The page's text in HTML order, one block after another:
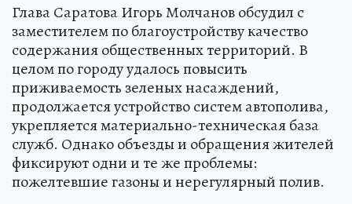
Глава Саратова Игорь Молчанов обсудил с
заместителем по благоустройству качество
содержания общественных территорий. В
целом по городу удалось повысить
приживаемость зеленых насаждений,
продолжается устройство систем автополива,
укрепляется материально-техническая база
служб. Однако объезды и обращения жителей
фиксируют одни и те же проблемы:
пожелтевшие газоны и нерегулярный полив.